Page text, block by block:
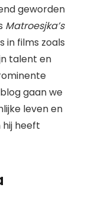
geworden
Matroesjka’s
in films zoals
talent en
gaan we
leven en
heeft